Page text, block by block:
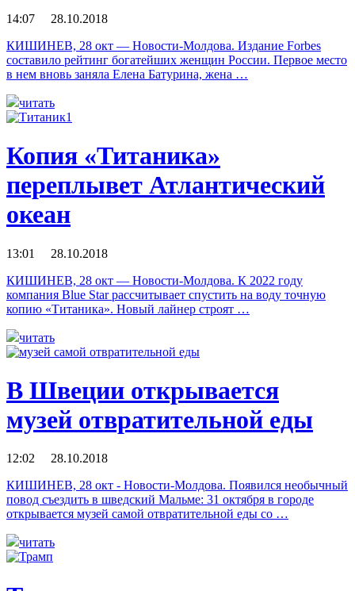
14:07 28.10.2018
КИШИНЕВ, 28 окт — Новости-Молдова. Издание Forbes
составило рейтинг богатейших женщин России. Первое место
в нем вновь заняла Елена Батурина, жена …
читать
Копия «Титаника»
переплывет Атлантический
океан
13:01 28.10.2018
КИШИНЕВ, 28 окт — Новости-Молдова. К 2022 году
компания Blue Star рассчитывает спустить на воду точную
копию «Титаника». Новый лайнер строят …
читать
В Швеции открывается
музей отвратительной еды
12:02 28.10.2018
КИШИНЕВ, 28 окт - Новости-Молдова. Появился необычный
повод съездить в шведский Мальме: 31 октября в городе
открывается музей самой отвратительной еды со …
читать